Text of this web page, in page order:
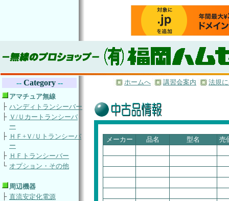
-- Category-- ホームへ 講習会案内
法規
アマチュア無線
├ ハンディトランシーバー
├ Ｖ/Ｕカートランシーバ
ー
├ ＨＦ+Ｖ/Ｕトランシーバ
ー
├ ＨＦトランシーバー
└ オプション・その他
周辺機器
├ 直流安定化電源
メーカー 品名 型名 売